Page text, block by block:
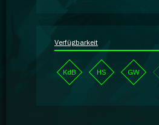
Verfügbarkeit
KdB HS GW